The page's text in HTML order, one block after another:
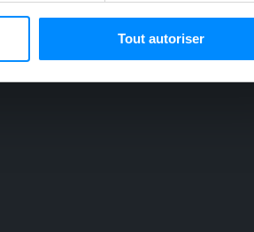
à partir de la déclaration sur les
des fonctionnalités relatives aux
sur l'utilisation de notre site avec nos
services.
Tout autoriser